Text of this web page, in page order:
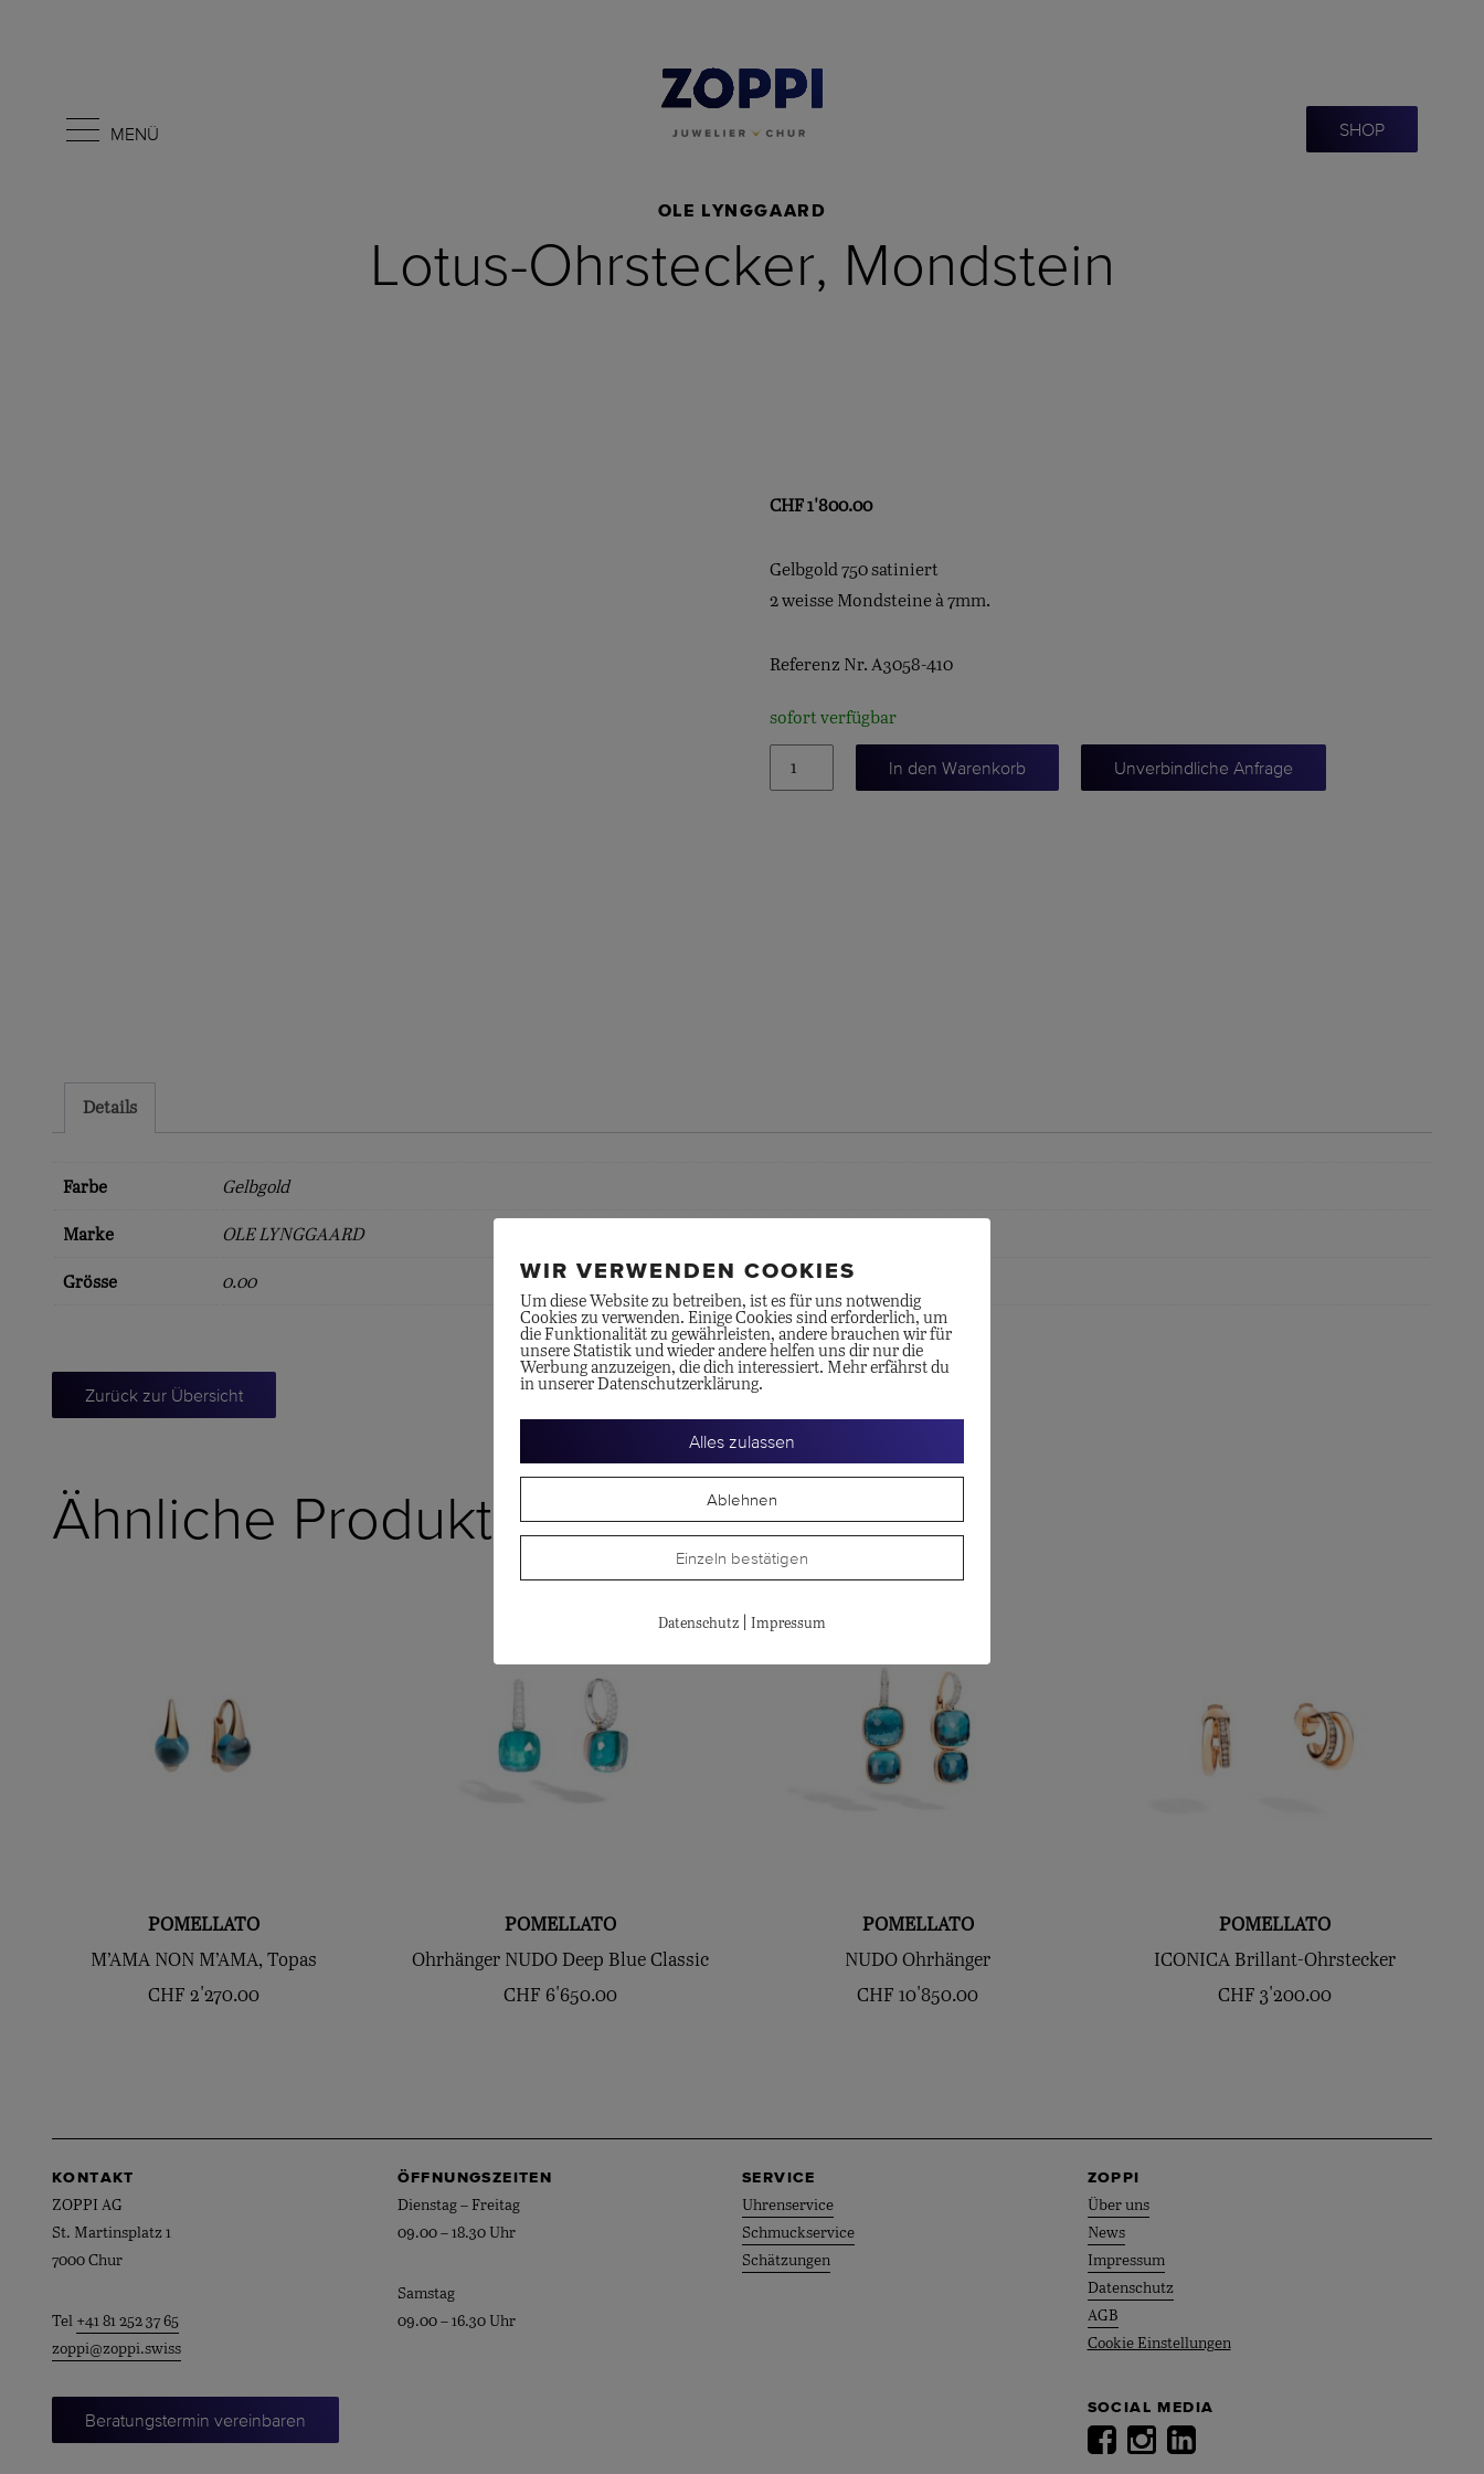
MENÜ SHOP
OLE LYNGGAARD
Lotus-Ohrstecker, Mondstein
CHF1'800.00
Gelbgold 750 satiniert
2 weisse Mondsteine à 7mm.
Referenz Nr. A3058-410
sofort verfügbar
Ohrstecker,
In den Warenkorb Unverbindliche Anfrage
Details
Farbe Gelbgold
Marke OLE LYNGGAARD
Grösse 0.00
Zurück zur Übersicht
Ähnliche Produkte
POMELLATO
M’AMA NON M’AMA, Topas
CHF 2'270.00
POMELLATO
Ohrhänger NUDO Deep Blue Classic
CHF 6'650.00
POMELLATO
NUDO Ohrhänger
CHF 10'850.00
POMELLATO
ICONICA Brillant-Ohrstecker
CHF 3'200.00
KONTAKT
ZOPPI AG
St. Martinsplatz 1
7000 Chur
Tel +41 81 252 37 65
zoppi@zoppi.swiss
Beratungstermin vereinbaren
ÖFFNUNGSZEITEN
Dienstag – Freitag
09.00 – 18.30 Uhr
Samstag
09.00 – 16.30 Uhr
SERVICE
Uhrenservice
Schmuckservice
Schätzungen
ZOPPI
Über uns
News
Impressum
Datenschutz
AGB
Cookie Einstellungen
SOCIAL MEDIA
WIR VERWENDEN COOKIES
Um diese Website zu betreiben, ist es für uns notwendig
Cookies zu verwenden. Einige Cookies sind erforderlich, um
die Funktionalität zu gewährleisten, andere brauchen wir für
unsere Statistik und wieder andere helfen uns dir nur die
Werbung anzuzeigen, die dich interessiert. Mehr erfährst du
in unserer Datenschutzerklärung.
Alles zulassen
Ablehnen
Einzeln bestätigen
Datenschutz Impressum